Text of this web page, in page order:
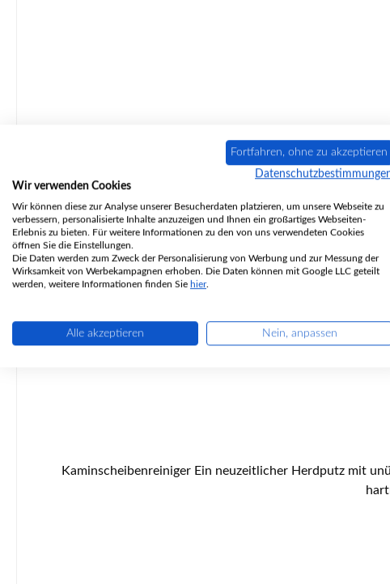
Kaminscheibenreiniger Ein neuzeitlicher Herdputz mit unübertroffener Wirkung!
Fortfahren, ohne zu akzeptieren
Wir verwenden Cookies
Wir können diese zur Analyse unserer Besucherdaten platzieren, um unsere Webseite zu
verbessern, personalisierte Inhalte anzuzeigen und Ihnen ein großartiges Webseiten-
Erlebnis zu bieten. Für weitere Informationen zu den von uns verwendeten Cookies
öffnen Sie die Einstellungen.
Die Daten werden zum Zweck der Personalisierung von Werbung und zur Messung der
Wirksamkeit von Werbekampagnen erhoben. Die Daten können mit Google LLC geteilt
werden, weitere Informationen finden Sie hier.
Alle akzeptieren Nein, anpassen